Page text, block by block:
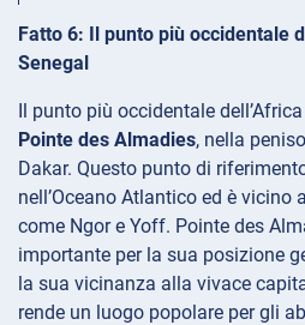
Fatto 6: Il punto più occidentale
Senegal
Il punto più occidentale
Pointe des Almadies, nella
Dakar. Questo punto di
nell’Oceano Atlantico ed è vicino
come Ngor e Yoff. Pointe des
importante per la sua posizione
la sua vicinanza alla vivace
rende un luogo popolare per gli